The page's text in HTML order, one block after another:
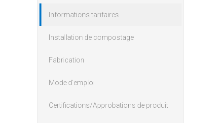
Informations tarifaires
Installation de compostage
Fabrication
Mode d'emploi
Certifications/Approbations de produit